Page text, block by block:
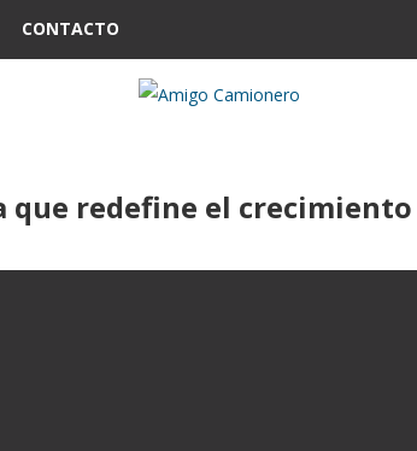
CONTACTO
redefine el crecimiento